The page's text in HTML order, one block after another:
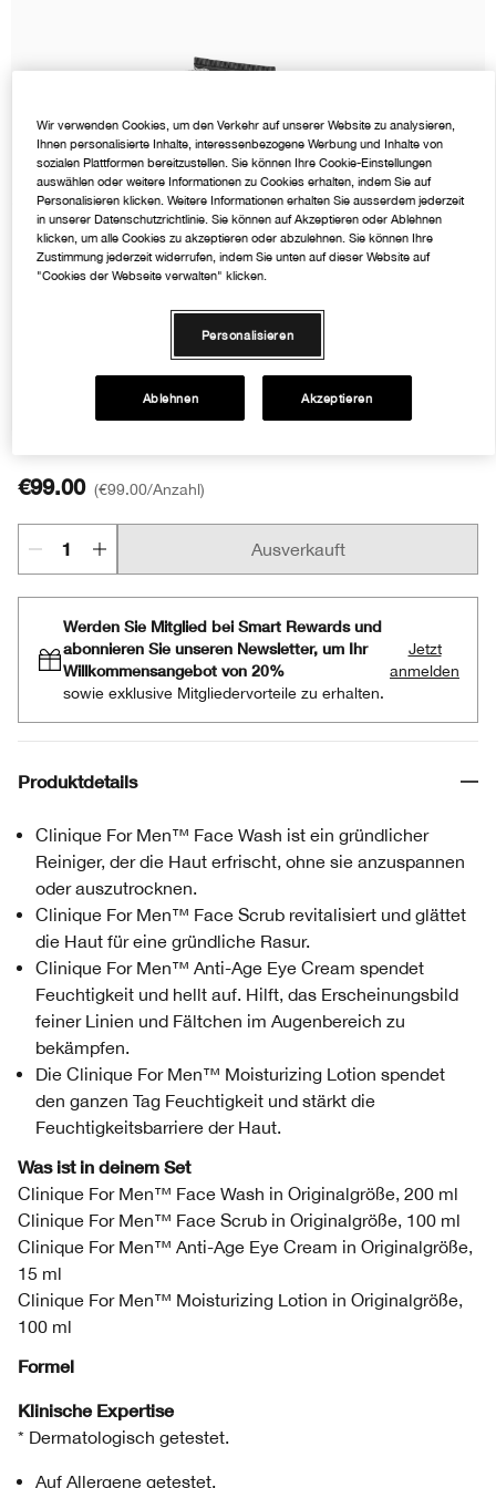
Hand- & Körperpflege
Sonnenschutz
Rötungen
Zu Akne neigende Haut
Salicylsäure
Alpha-Hydroxysäuren
Even Better
Dramatically Different™
Augenbrauen
€99.00 €99.00/Anzahl
Ausverkauft
Werden Sie Mitglied bei Smart Rewards und
abonnieren Sie unseren Newsletter, um Ihr
Willkommensangebot von 20%
sowie exklusive Mitgliedervorteile zu erhalten.
Jetzt
anmelden
Produktdetails
Clinique For Men™ Face Wash ist ein gründlicher
Reiniger, der die Haut erfrischt, ohne sie anzuspannen
oder auszutrocknen.
Clinique For Men™ Face Scrub revitalisiert und glättet
die Haut für eine gründliche Rasur.
Clinique For Men™ Anti-Age Eye Cream spendet
Feuchtigkeit und hellt auf. Hilft, das Erscheinungsbild
feiner Linien und Fältchen im Augenbereich zu
bekämpfen.
Die Clinique For Men™ Moisturizing Lotion spendet
den ganzen Tag Feuchtigkeit und stärkt die
Feuchtigkeitsbarriere der Haut.
Was ist in deinem Set
Clinique For Men™ Face Wash in Originalgröße, 200 ml
Clinique For Men™ Face Scrub in Originalgröße, 100 ml
Clinique For Men™ Anti-Age Eye Cream in Originalgröße,
15 ml
Clinique For Men™ Moisturizing Lotion in Originalgröße,
100 ml
Formel
Klinische Expertise
* Dermatologisch getestet.
Auf Allergene getestet.
Wir verwenden Cookies, um den Verkehr auf unserer Website zu analysieren,
Ihnen personalisierte Inhalte, interessenbezogene Werbung und Inhalte von
sozialen Plattformen bereitzustellen. Sie können Ihre Cookie-Einstellungen
auswählen oder weitere Informationen zu Cookies erhalten, indem Sie auf
Personalisieren klicken. Weitere Informationen erhalten Sie ausserdem jederzeit
in unserer Datenschutzrichtlinie. Sie können auf Akzeptieren oder Ablehnen
klicken, um alle Cookies zu akzeptieren oder abzulehnen. Sie können Ihre
Zustimmung jederzeit widerrufen, indem Sie unten auf dieser Website auf
"Cookies der Webseite verwalten" klicken.
Personalisieren
Ablehnen Akzeptieren